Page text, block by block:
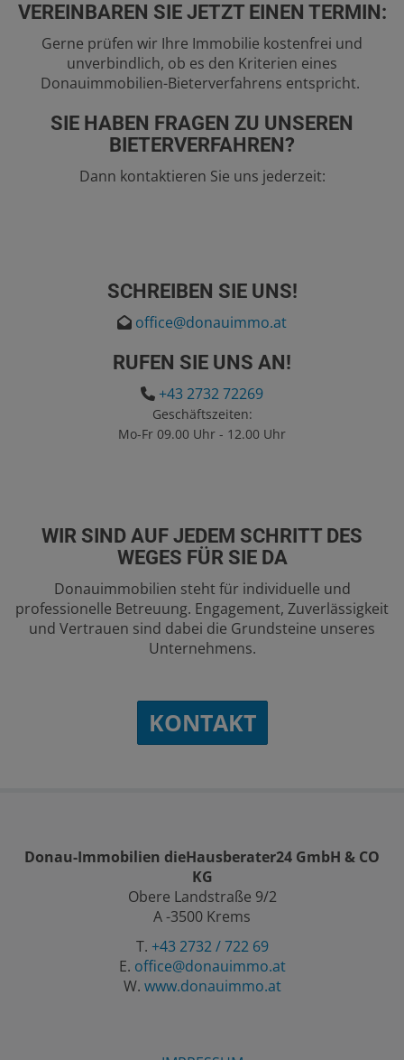
VEREINBAREN SIE JETZT EINEN TERMIN:
Gerne prüfen wir Ihre Immobilie kostenfrei und
unverbindlich, ob es den Kriterien eines
Donauimmobilien-Bieterverfahrens entspricht.
SIE HABEN FRAGEN ZU UNSEREN
BIETERVERFAHREN?
Dann kontaktieren Sie uns jederzeit:
SCHREIBEN SIE UNS!
office@donauimmo.at
RUFEN SIE UNS AN!
+43 2732 72269
Geschäftszeiten:
Mo-Fr 09.00 Uhr - 12.00 Uhr
WIR SIND AUF JEDEM SCHRITT DES
WEGES FÜR SIE DA
Donauimmobilien steht für individuelle und
professionelle Betreuung. Engagement, Zuverlässigkeit
und Vertrauen sind dabei die Grundsteine unseres
Unternehmens.
KONTAKT
Donau-Immobilien dieHausberater24 GmbH & CO
KG
Obere Landstraße 9/2
A -3500 Krems
T. +43 2732 / 722 69
E. office@donauimmo.at
W. www.donauimmo.at